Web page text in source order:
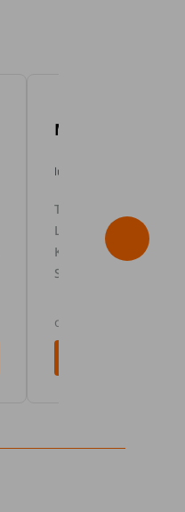
Mercedes GLA
lub podobny - Segment
Typ silnika
Liczba drzwi
Klimatyzacja
Skrzynia biegów
od